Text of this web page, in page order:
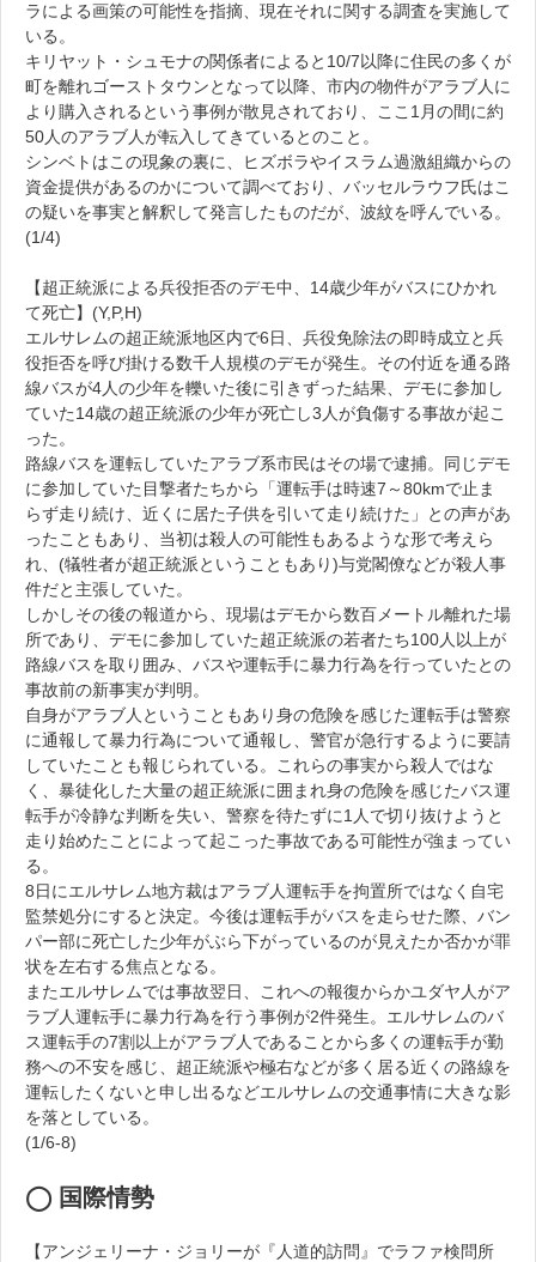
ラによる画策の可能性を指摘、現在それに関する調査を実施して
いる。
キリヤット・シュモナの関係者によると10/7以降に住民の多くが
町を離れゴーストタウンとなって以降、市内の物件がアラブ人に
より購入されるという事例が散見されており、ここ1月の間に約
50人のアラブ人が転入してきているとのこと。
シンベトはこの現象の裏に、ヒズボラやイスラム過激組織からの
資金提供があるのかについて調べており、バッセルラウフ氏はこ
の疑いを事実と解釈して発言したものだが、波紋を呼んでいる。
(1/4)
【超正統派による兵役拒否のデモ中、14歳少年がバスにひかれ
て死亡】(Y,P,H)
エルサレムの超正統派地区内で6日、兵役免除法の即時成立と兵
役拒否を呼び掛ける数千人規模のデモが発生。その付近を通る路
線バスが4人の少年を轢いた後に引きずった結果、デモに参加し
ていた14歳の超正統派の少年が死亡し3人が負傷する事故が起こ
った。
路線バスを運転していたアラブ系市民はその場で逮捕。同じデモ
に参加していた目撃者たちから「運転手は時速7～80kmで止ま
らず走り続け、近くに居た子供を引いて走り続けた」との声があ
ったこともあり、当初は殺人の可能性もあるような形で考えら
れ、(犠牲者が超正統派ということもあり)与党閣僚などが殺人事
件だと主張していた。
しかしその後の報道から、現場はデモから数百メートル離れた場
所であり、デモに参加していた超正統派の若者たち100人以上が
路線バスを取り囲み、バスや運転手に暴力行為を行っていたとの
事故前の新事実が判明。
自身がアラブ人ということもあり身の危険を感じた運転手は警察
に通報して暴力行為について通報し、警官が急行するように要請
していたことも報じられている。これらの事実から殺人ではな
く、暴徒化した大量の超正統派に囲まれ身の危険を感じたバス運
転手が冷静な判断を失い、警察を待たずに1人で切り抜けようと
走り始めたことによって起こった事故である可能性が強まってい
る。
8日にエルサレム地方裁はアラブ人運転手を拘置所ではなく自宅
監禁処分にすると決定。今後は運転手がバスを走らせた際、バン
パー部に死亡した少年がぶら下がっているのが見えたか否かが罪
状を左右する焦点となる。
またエルサレムでは事故翌日、これへの報復からかユダヤ人がア
ラブ人運転手に暴力行為を行う事例が2件発生。エルサレムのバ
ス運転手の7割以上がアラブ人であることから多くの運転手が勤
務への不安を感じ、超正統派や極右などが多く居る近くの路線を
運転したくないと申し出るなどエルサレムの交通事情に大きな影
を落としている。
(1/6-8)
◯ 国際情勢
【アンジェリーナ・ジョリーが『人道的訪問』でラファ検問所